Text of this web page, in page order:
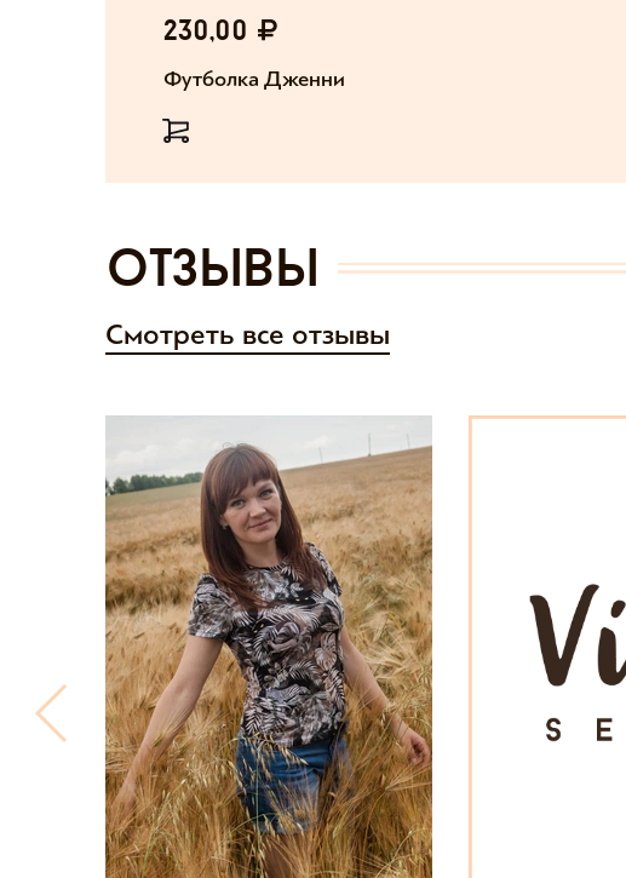
230,00
Футболка Дженни
отзывы
Смотреть все отзывы